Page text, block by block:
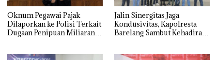
Oknum Pegawai Pajak
Dilaporkan ke Polisi Terkait
Dugaan Penipuan Miliaran
Jalin Sinergitas Jaga
Kondusivitas, Kapolresta
Barelang Sambut Kehadiran